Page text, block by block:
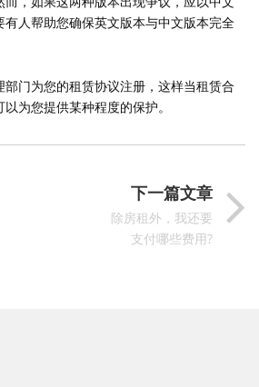
人帮助您确保英文版本与中文版本完全
门为您的租赁协议注册，这样当租赁合
为您提供某种程度的保护。
下一篇文章
除房租外，我还要
支付哪些费用?